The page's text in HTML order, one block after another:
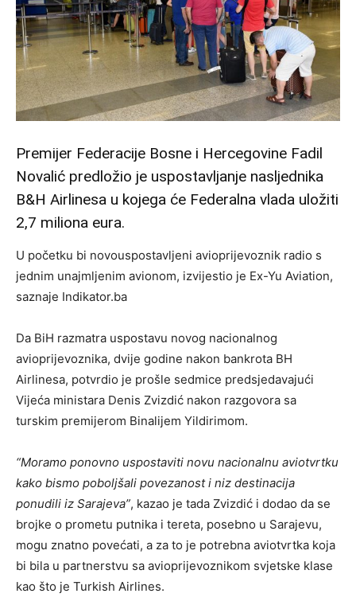
Premijer Federacije Bosne i Hercegovine Fadil
Novalić predložio je uspostavljanje nasljednika
B&H Airlinesa u kojega će Federalna vlada uložiti
2,7 miliona eura.
U početku bi novouspostavljeni avioprijevoznik radio s
jednim unajmljenim avionom, izvijestio je Ex-Yu Aviation,
saznaje Indikator.ba
Da BiH razmatra uspostavu novog nacionalnog
avioprijevoznika, dvije godine nakon bankrota BH
Airlinesa, potvrdio je prošle sedmice predsjedavajući
Vijeća ministara Denis Zvizdić nakon razgovora sa
turskim premijerom Binalijem Yildirimom.
“Moramo ponovno uspostaviti novu nacionalnu aviotvrtku
kako bismo poboljšali povezanost i niz destinacija
ponudili iz Sarajeva”, kazao je tada Zvizdić i dodao da se
brojke o prometu putnika i tereta, posebno u Sarajevu,
mogu znatno povećati, a za to je potrebna aviotvrtka koja
bi bila u partnerstvu sa avioprijevoznikom svjetske klase
kao što je Turkish Airlines.